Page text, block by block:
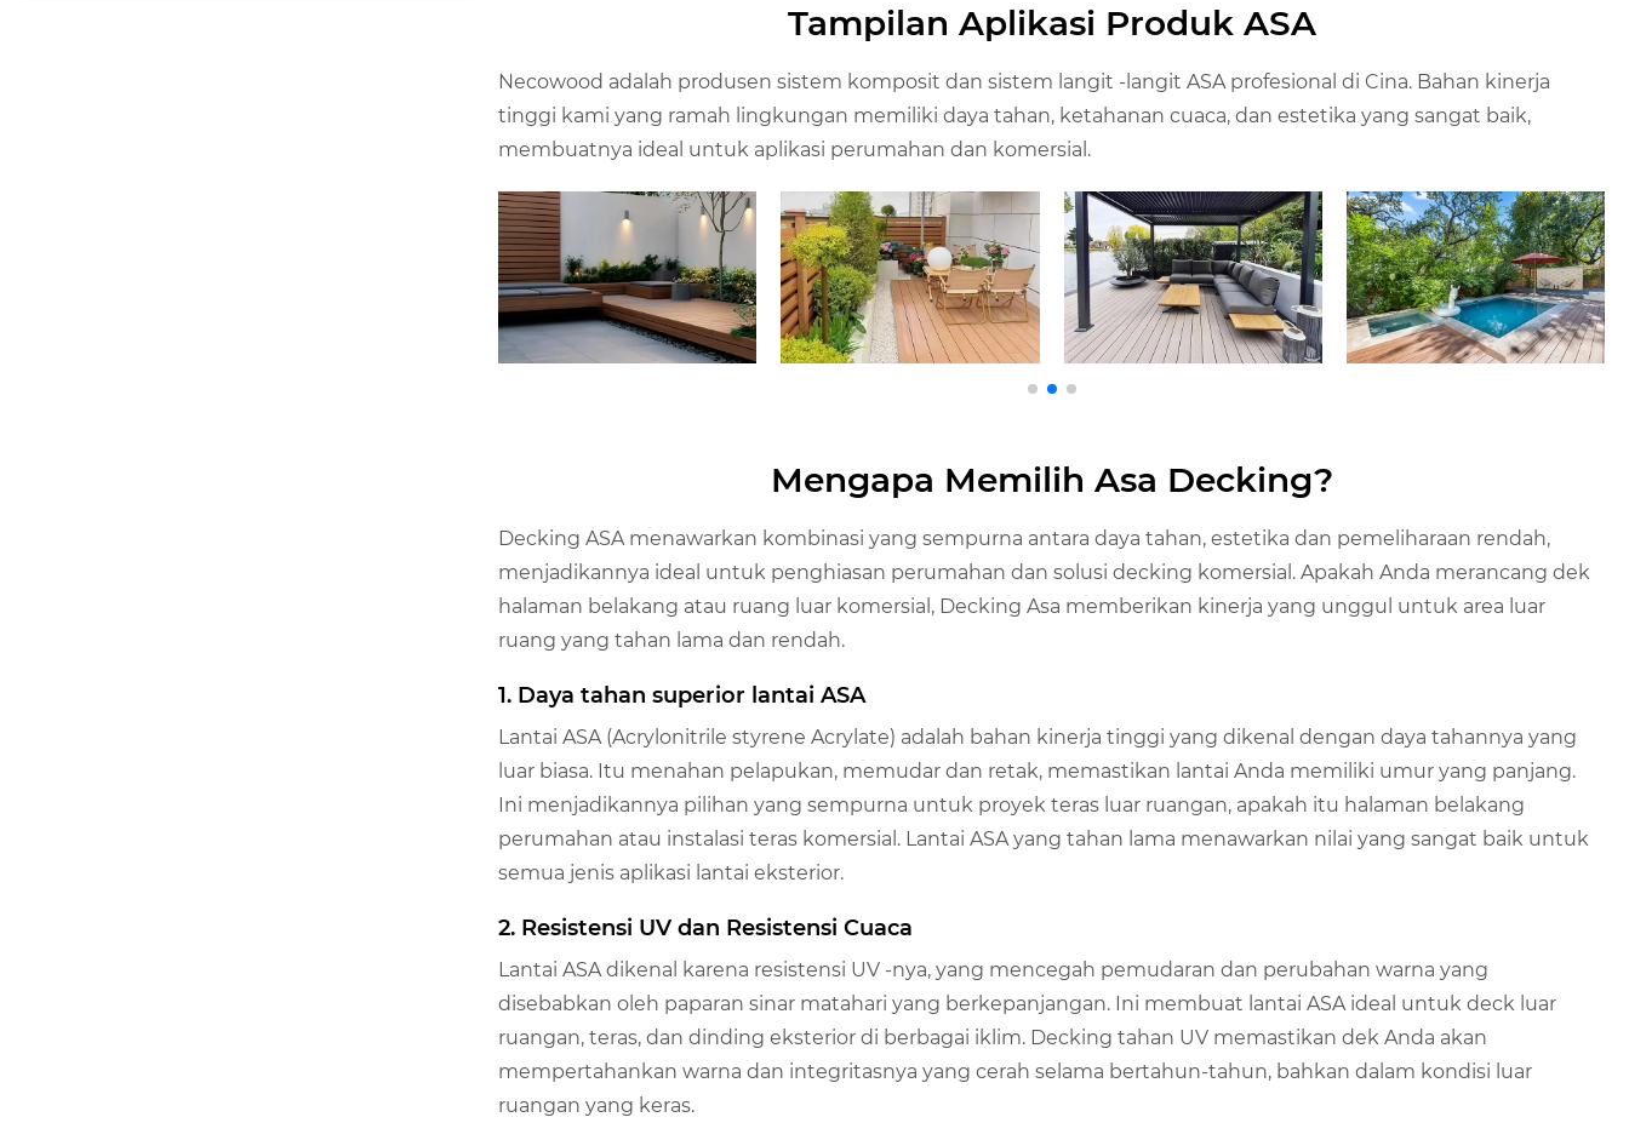
Tampilan Aplikasi Produk ASA
Necowood adalah produsen sistem komposit dan sistem langit -langit ASA profesional di Cina. Bahan kinerja
tinggi kami yang ramah lingkungan memiliki daya tahan, ketahanan cuaca, dan estetika yang sangat baik,
membuatnya ideal untuk aplikasi perumahan dan komersial.
Mengapa Memilih Asa Decking?
Decking ASA menawarkan kombinasi yang sempurna antara daya tahan, estetika dan pemeliharaan rendah,
menjadikannya ideal untuk penghiasan perumahan dan solusi decking komersial. Apakah Anda merancang dek
halaman belakang atau ruang luar komersial, Decking Asa memberikan kinerja yang unggul untuk area luar
ruang yang tahan lama dan rendah.
1. Daya tahan superior lantai ASA
Lantai ASA (Acrylonitrile styrene Acrylate) adalah bahan kinerja tinggi yang dikenal dengan daya tahannya yang
luar biasa. Itu menahan pelapukan, memudar dan retak, memastikan lantai Anda memiliki umur yang panjang.
Ini menjadikannya pilihan yang sempurna untuk proyek teras luar ruangan, apakah itu halaman belakang
perumahan atau instalasi teras komersial. Lantai ASA yang tahan lama menawarkan nilai yang sangat baik untuk
semua jenis aplikasi lantai eksterior.
2. Resistensi UV dan Resistensi Cuaca
Lantai ASA dikenal karena resistensi UV -nya, yang mencegah pemudaran dan perubahan warna yang
disebabkan oleh paparan sinar matahari yang berkepanjangan. Ini membuat lantai ASA ideal untuk deck luar
ruangan, teras, dan dinding eksterior di berbagai iklim. Decking tahan UV memastikan dek Anda akan
mempertahankan warna dan integritasnya yang cerah selama bertahun-tahun, bahkan dalam kondisi luar
ruangan yang keras.